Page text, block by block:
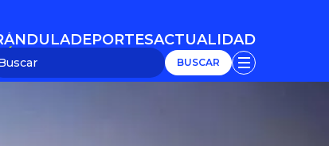
DEPORTESACTUALIDAD
ACTUALIDAD